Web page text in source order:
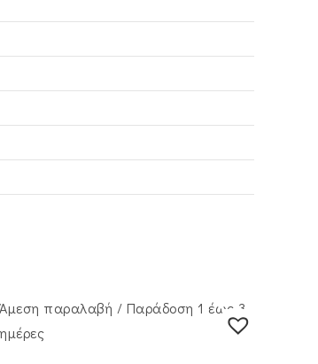
Άμεση παραλαβή / Παράδoση 1 έως 3
ημέρες